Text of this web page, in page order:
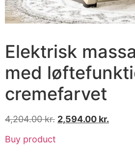
Elektrisk
med
cremefarvet
4,204.00kr. 2,594.00 kr.
Buy product